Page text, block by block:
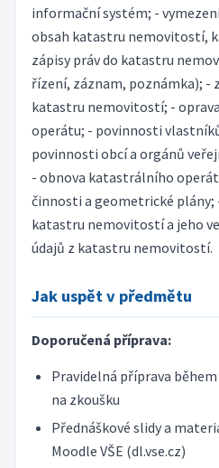
informační systém; -
obsah katastru nemovitostí,
zápisy práv do katastru
řízení, záznam, poznámka); -
katastru nemovitostí; -
operátu; - povinnosti
povinnosti obcí a orgánů
- obnova katastrálního
činnosti a geometrické plány;
katastru nemovitostí a jeho
údajů z katastru nemovitostí.
Jak uspět v předmětu
Doporučená příprava:
Pravidelná příprava
na zkoušku
Přednáškové slidy a
Moodle VŠE (dl.vse.cz)